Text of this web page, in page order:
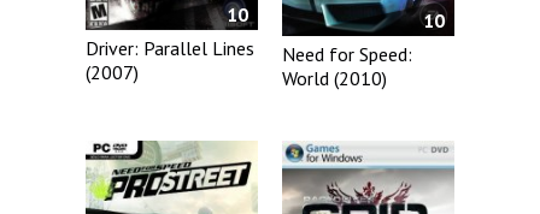
10
Driver: Parallel Lines
(2007)
10
Need for Speed:
World (2010)